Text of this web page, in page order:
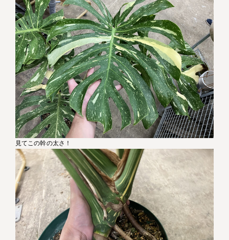
見てこの幹の太さ！